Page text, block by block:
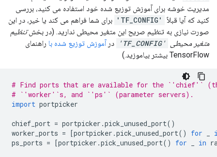
مدیریت خوشه برای آموزش توزیع شده خود استفاده می کنید، بررسی
کنید که آیا قبلاً
'TF_CONFIG'
برای شما فراهم می کند یا خیر، در این
صورت نیازی به تنظیم صریح این متغیر محیطی ندارید. (در بخشتنظیم
متغیر محیطی 'TF_CONFIG' درآموزش توزیع شده با راهنمای
TensorFlow بیشتر بیاموزید.)
# Find ports that are available for the `'chief'`
# `'worker'`s, and `'ps'` (parameter servers).
import portpicker
chief_port = portpicker .pick_unused_port()
worker_ports = [portpicker .pick_unused_port() for
ps_ports = [portpicker .pick_unused_port() for in